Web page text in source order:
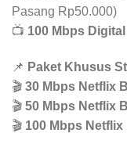
Pasang Rp50.000)
📺 100 Mbps
📌 Paket Khusus
🎬 30 Mbps Netflix
🎬 50 Mbps Netflix
🎬 100 Mbps